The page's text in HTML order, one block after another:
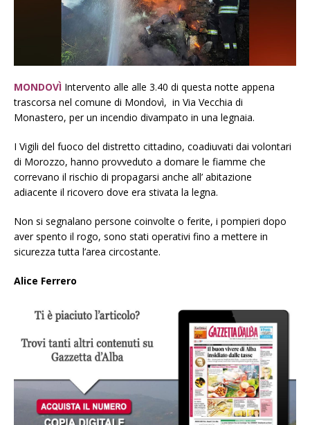
MONDOVÌ Intervento alle alle 3.40 di questa notte appena
trascorsa nel comune di Mondovì, in Via Vecchia di
Monastero, per un incendio divampato in una legnaia.
I Vigili del fuoco del distretto cittadino, coadiuvati dai volontari
di Morozzo, hanno provveduto a domare le fiamme che
correvano il rischio di propagarsi anche all’ abitazione
adiacente il ricovero dove era stivata la legna.
Non si segnalano persone coinvolte o ferite, i pompieri dopo
aver spento il rogo, sono stati operativi fino a mettere in
sicurezza tutta l’area circostante.
Alice Ferrero